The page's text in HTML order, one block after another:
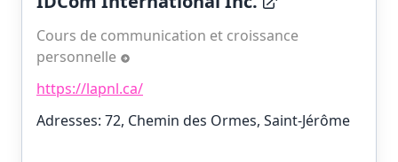
Cours de communication et croissance
personnelle
https://lapnl.ca/
Adresses: 72, Chemin des Ormes, Saint-Jérôme